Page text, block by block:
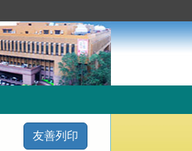
友善列印